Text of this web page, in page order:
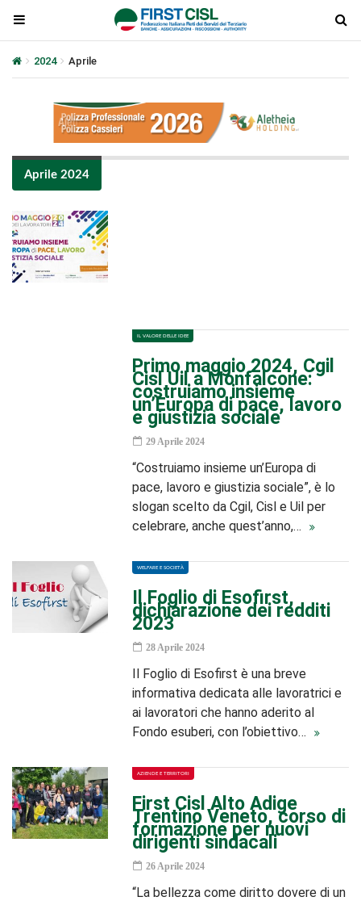
2024 Aprile
Aprile 2024
IL VALORE DELLE IDEE
Primo maggio 2024, Cgil
Cisl Uil a Monfalcone:
costruiamo insieme
un’Europa di pace, lavoro
e giustizia sociale
29 Aprile 2024
“Costruiamo insieme un’Europa di
pace, lavoro e giustizia sociale”, è lo
slogan scelto da Cgil, Cisl e Uil per
celebrare, anche quest’anno,…
WELFARE E SOCIETÀ
Il Foglio di Esofirst,
dichiarazione dei redditi
2023
28 Aprile 2024
Il Foglio di Esofirst è una breve
informativa dedicata alle lavoratrici e
ai lavoratori che hanno aderito al
Fondo esuberi, con l’obiettivo…
AZIENDE E TERRITORI
First Cisl Alto Adige
Trentino Veneto, corso di
formazione per nuovi
dirigenti sindacali
26 Aprile 2024
“La bellezza come diritto dovere di un